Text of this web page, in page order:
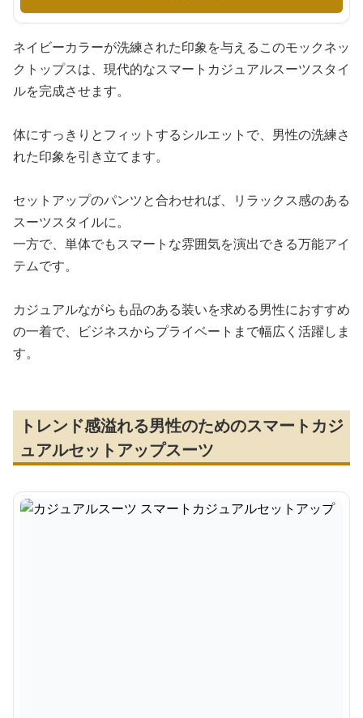
ネイビーカラーが洗練された印象を与えるこのモックネッ
クトップスは、現代的なスマートカジュアルスーツスタイ
ルを完成させます。
体にすっきりとフィットするシルエットで、男性の洗練さ
れた印象を引き立てます。
セットアップのパンツと合わせれば、リラックス感のある
スーツスタイルに。
一方で、単体でもスマートな雰囲気を演出できる万能アイ
テムです。
カジュアルながらも品のある装いを求める男性におすすめ
の一着で、ビジネスからプライベートまで幅広く活躍しま
す。
トレンド感溢れる男性のためのスマートカジ
ュアルセットアップスーツ